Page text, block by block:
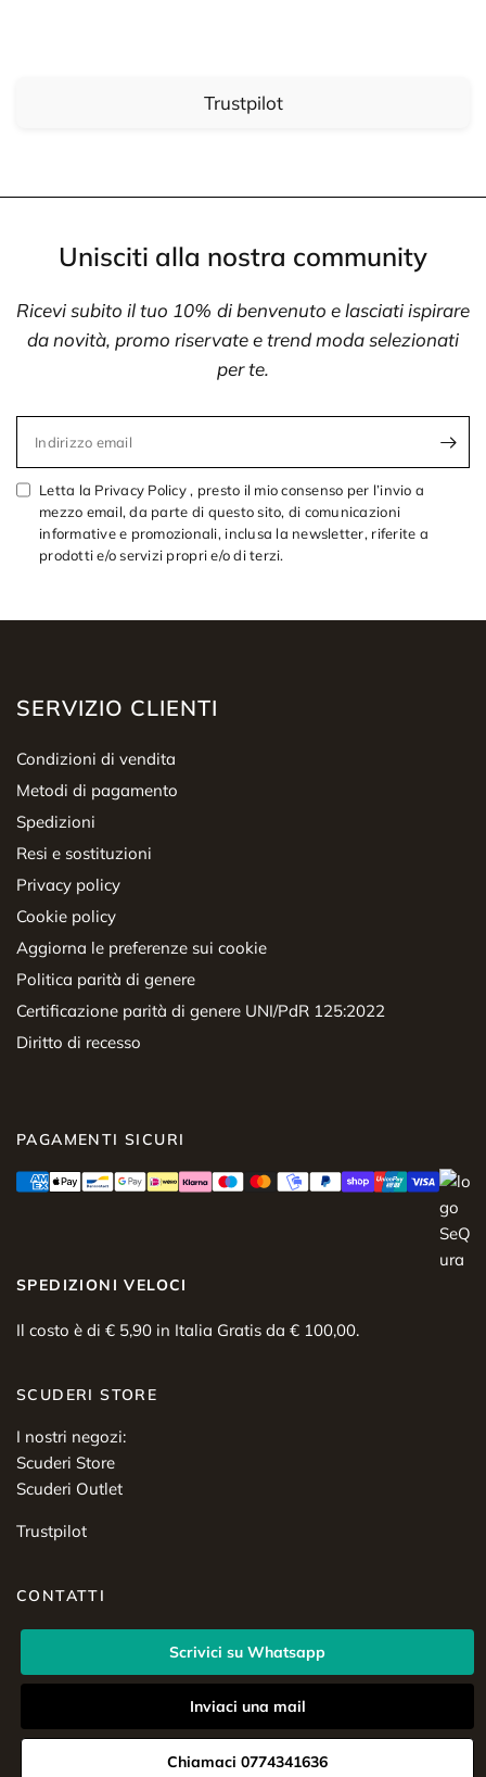
Trustpilot
Unisciti alla nostra community
Ricevi subito il tuo 10% di benvenuto e lasciati ispirare
da novità, promo riservate e trend moda selezionati
per te.
Indirizzo email
Letta la Privacy Policy , presto il mio consenso per l’invio a
mezzo email, da parte di questo sito, di comunicazioni
informative e promozionali, inclusa la newsletter, riferite a
prodotti e/o servizi propri e/o di terzi.
SERVIZIO CLIENTI
Condizioni di vendita
Metodi di pagamento
Spedizioni
Resi e sostituzioni
Privacy policy
Cookie policy
Aggiorna le preferenze sui cookie
Politica parità di genere
Certificazione parità di genere UNI/PdR 125:2022
Diritto di recesso
PAGAMENTI SICURI
SPEDIZIONI VELOCI
Il costo è di € 5,90 in Italia Gratis da € 100,00.
SCUDERI STORE
I nostri negozi:
Scuderi Store
Scuderi Outlet
Trustpilot
CONTATTI
Scrivici su Whatsapp
Inviaci una mail
Chiamaci 0774341636